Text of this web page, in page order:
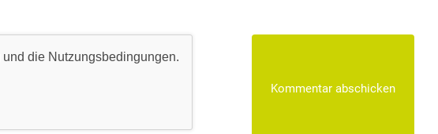
und die Nutzungsbedingungen.